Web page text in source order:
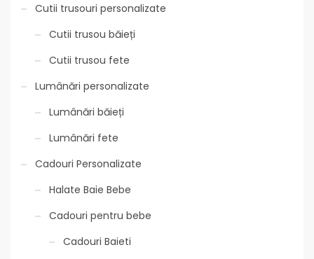
Cutii trusouri personalizate
Cutii trusou băieți
Cutii trusou fete
Lumânări personalizate
Lumânări băieți
Lumânări fete
Cadouri Personalizate
Halate Baie Bebe
Cadouri pentru bebe
Cadouri Baieti